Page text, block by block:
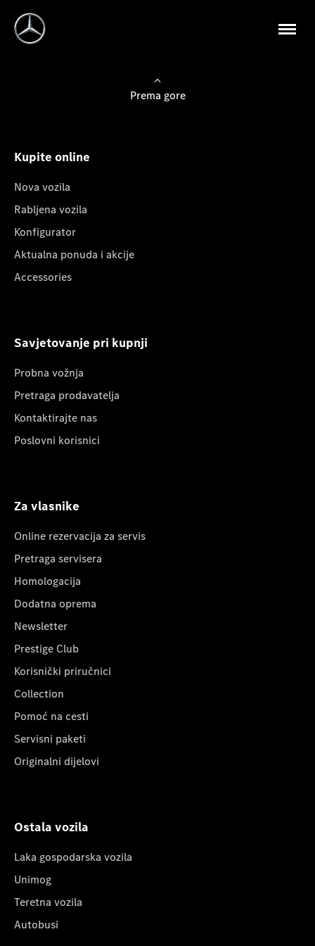
Prema gore
Kupite online
Nova vozila
Rabljena vozila
Konfigurator
Aktualna ponuda i akcije
Accessories
Savjetovanje pri kupnji
Probna vožnja
Pretraga prodavatelja
Kontaktirajte nas
Poslovni korisnici
Za vlasnike
Online rezervacija za servis
Pretraga servisera
Homologacija
Dodatna oprema
Newsletter
Prestige Club
Korisnički priručnici
Collection
Pomoć na cesti
Servisni paketi
Originalni dijelovi
Ostala vozila
Laka gospodarska vozila
Unimog
Teretna vozila
Autobusi